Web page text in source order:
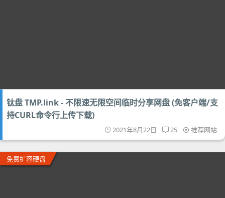
钛盘 TMP.link - 不限速无限空间临时分享网盘 (免客户端/支
持CURL命令行上传下载)
2021年8月22日 25 推荐网站
免费扩容硬盘